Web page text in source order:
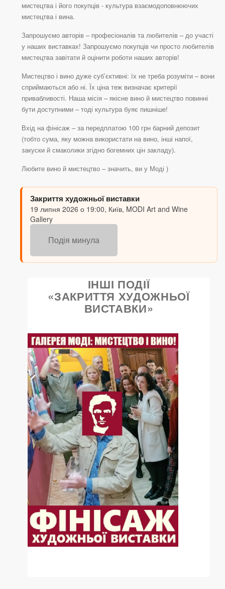
мистецтва і його покупців - культура взаємодоповнюючих
мистецтва і вина.
Запрошуємо авторів – професіоналів та любителів – до участі
у наших виставках! Запрошуємо покупців чи просто любителів
мистецтва завітати й оцінити роботи наших авторів!
Мистецтво і вино дуже суб’єктивні: їх не треба розуміти – вони
сприймаються або ні. Їх ціна теж визначає критерії
привабливості. Наша місія – якісне вино й мистецтво повинні
бути доступними – тоді культура буяє пишніше!
Вхід на фінісаж – за передплатою 100 грн барний депозит
(тобто сума, яку можна використати на вино, інші напої,
закуски й смаколики згідно богемних цін закладу).
Любите вино й мистецтво – значить, ви у Моді )
Закриття художньої виставки
19 липня 2026 о 19:00, Київ, MODI Art and Wine
Gallery
Подія минула
ІНШІ ПОДІЇ
«ЗАКРИТТЯ ХУДОЖНЬОЇ
ВИСТАВКИ»